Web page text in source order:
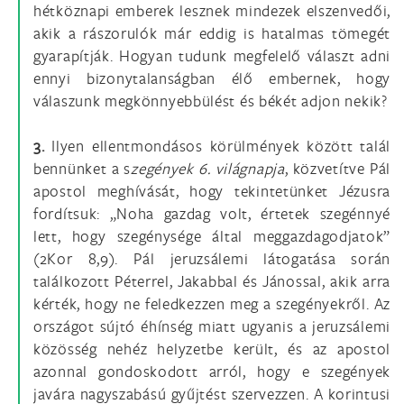
hétköznapi emberek lesznek mindezek elszenvedői,
akik a rászorulók már eddig is hatalmas tömegét
gyarapítják. Hogyan tudunk megfelelő választ adni
ennyi bizonytalanságban élő embernek, hogy
válaszunk megkönnyebbülést és békét adjon nekik?
3.Ilyen ellentmondásos körülmények között talál
bennünket a szegények 6. világnapja, közvetítve Pál
apostol meghívását, hogy tekintetünket Jézusra
fordítsuk: „Noha gazdag volt, értetek szegénnyé
lett, hogy szegénysége által meggazdagodjatok”
(2Kor 8,9). Pál jeruzsálemi látogatása során
találkozott Péterrel, Jakabbal és Jánossal, akik arra
kérték, hogy ne feledkezzen meg a szegényekről. Az
országot sújtó éhínség miatt ugyanis a jeruzsálemi
közösség nehéz helyzetbe került, és az apostol
azonnal gondoskodott arról, hogy e szegények
javára nagyszabású gyűjtést szervezzen. A korintusi